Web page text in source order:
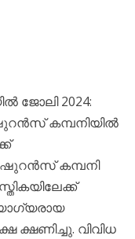
2024:
കമ്പനിയില്‍
കമ്പനി
ക്ഷണിച്ചു. വിവിധ